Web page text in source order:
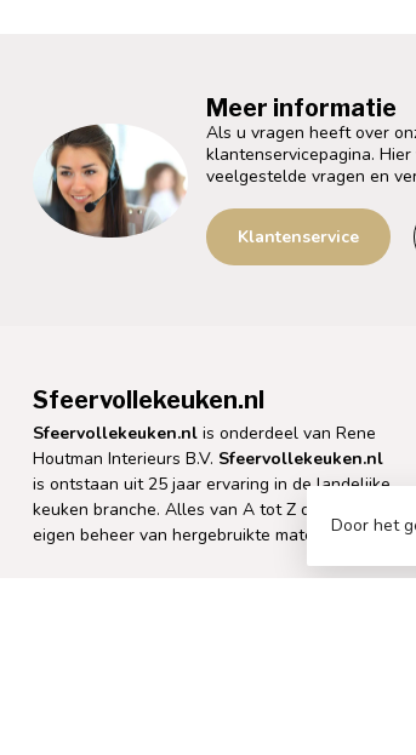
Meer informatie
Als u vragen heeft over
klantenservicepagina.
veelgestelde vragen en
Klantenservice
Sfeervollekeuken.nl
Sfeervollekeuken.nl is onderdeel van Rene
Houtman Interieurs B.V. Sfeervollekeuken.nl
is ontstaan uit 25 jaar ervaring in de landelijke
keuken branche. Alles van A tot Z doen we in
eigen beheer van hergebruikte materialenDoor het